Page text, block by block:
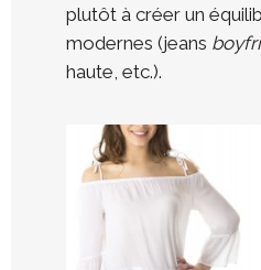
plutôt à créer un
modernes (jeans
haute, etc.).